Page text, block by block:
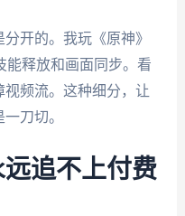
开的。我玩《原神》
能释放和画面同步。看
频流。这种细分，让
刀切。
追不上付费